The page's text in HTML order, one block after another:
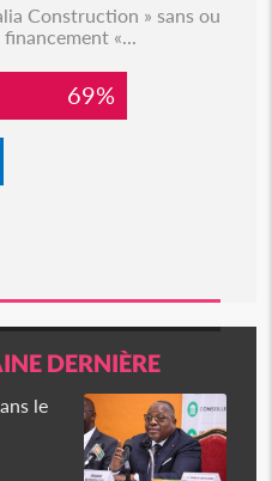
Construction » sans ou
«...
69%
DERNIÈRE
le